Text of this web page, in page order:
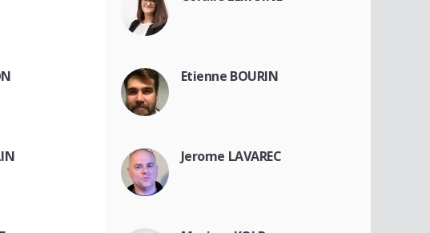
Etienne BOURIN
Jerome LAVAREC